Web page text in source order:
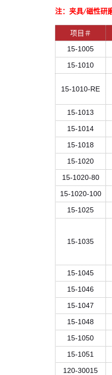
注：夹具/磁性研
项目＃
15-1005
15-1010
15-1010-RE
15-1013
15-1014
15-1018
15-1020
15-1020-80
15-1020-100
15-1025
15-1035
15-1045
15-1046
15-1047
15-1048
15-1050
15-1051
120-30015